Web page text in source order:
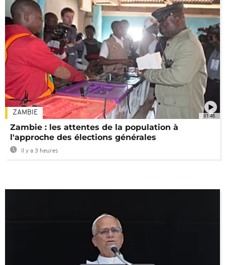
01:48
ZAMBIE
Zambie : les attentes de la population à
l'approche des élections générales
Il y a 3 heures